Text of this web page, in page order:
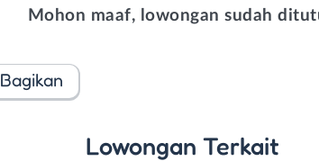
Mohon maaf, lowongan sudah
Bagikan
Lowongan Terkait